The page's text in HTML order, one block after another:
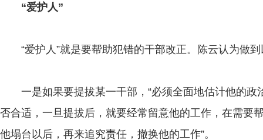
“爱护人”
“爱护人”就是要帮助犯错的干部改正。陈云认为做到
一是如果要提拔某一干部，“必须全面地估计他的政
否合适，一旦提拔后，就要经常留意他的工作，在需要
他塌台以后，再来追究责任，撤换他的工作”。